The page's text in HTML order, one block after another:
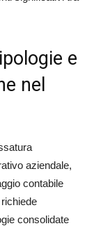
e
nel
aziendale,
contabile
consolidate